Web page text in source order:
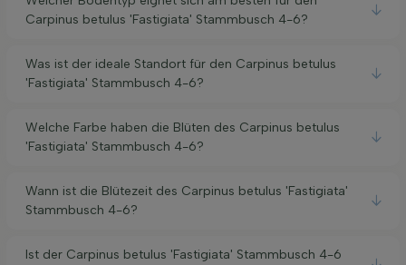
Carpinus betulus 'Fastigiata' Stammbusch 4-6?
Was ist der ideale Standort für den Carpinus betulus
'Fastigiata' Stammbusch 4-6?
Welche Farbe haben die Blüten des Carpinus betulus
'Fastigiata' Stammbusch 4-6?
Wann ist die Blütezeit des Carpinus betulus 'Fastigiata'
Stammbusch 4-6?
Ist der Carpinus betulus 'Fastigiata' Stammbusch 4-6